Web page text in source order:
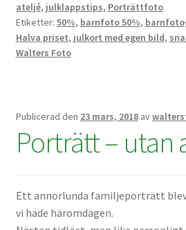
Skadefoto / Försäkringsärenden
Skolfoto / Idrottsförening
Information
Köpvillkor
ateljé, julklappstips, Porträttfoto
Etiketter: 50%, barnfoto 50%,
Halva priset, julkort med egen bild,
Walters Foto
Publicerad den 23 mars, 2018 av
Porträtt – utan
Ett annorlunda familjeporträtt
vi hade häromdagen.